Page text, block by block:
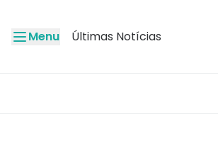
Menu Últimas Notícias